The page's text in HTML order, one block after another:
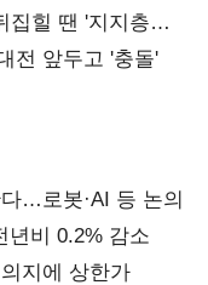
집힐 땐 '지지층
전 앞두고 '충돌'
…로봇·AI 등 논의
비 0.2% 감소
지에 상한가